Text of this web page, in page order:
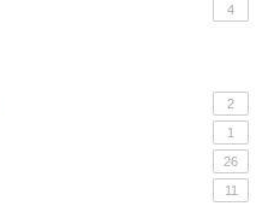
4
2
1
26
11